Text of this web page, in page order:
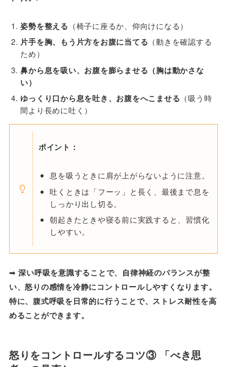
姿勢を整える （椅子に座るか、仰向けになる）
片手を胸、もう片方をお腹に当てる （動きを確認する
ため）
鼻から息を吸い、お腹を膨らませる（胸は動かさな
い）
ゆっくり口から息を吐き、お腹をへこませる （吸う時
間より長めに吐く）
ポイント：
息を吸うときに肩が上がらないように注意。
吐くときは「フーッ」と長く、最後まで息を
しっかり出し切る。
朝起きたときや寝る前に実践すると、習慣化
しやすい。
➡深い呼吸を意識することで、自律神経のバランスが整
い、怒りの感情を冷静にコントロールしやすくなります。
特に、腹式呼吸を日常的に行うことで、ストレス耐性を高
めることができます。
怒りをコントロールする コツ③ 「べき思